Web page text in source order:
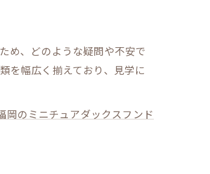
め、どのような疑問や不安で
を幅広く揃えており、見学に
岡のミニチュアダックスフンド